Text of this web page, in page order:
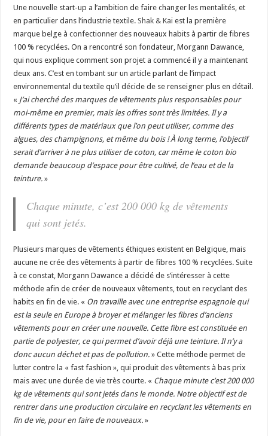
Une nouvelle start-up a l’ambition de faire changer les mentalités, et
en particulier dans l’industrie textile.Shak & Kai est la première
marque belge à confectionner des nouveaux habits à partir de fibres
100 % recyclées. On a rencontré son fondateur, Morgann Dawance,
qui nous explique comment son projet a commencé il y a maintenant
deux ans. C’est en tombant sur un article parlant de l’impact
environnemental du textile qu’il décide de se renseigner plus en détail.
« J’ai cherché des marques de vêtements plus responsables pour
moi-même en premier, mais les offres sont très limitées. Il y a
différents types de matériaux que l’on peut utiliser, comme des
algues, des champignons, et même du bois ! À long terme, l’objectif
serait d’arriver à ne plus utiliser de coton, car même le coton bio
demande beaucoup d’espace pour être cultivé, de l’eau et de la
teinture. »
Chaque minute, c’est 200 000 kg de vêtements
qui sont jetés.
Plusieurs marques de vêtements éthiques existent en Belgique, mais
aucune ne crée des vêtements à partir de fibres 100 % recyclées. Suite
à ce constat, Morgann Dawance a décidé de s’intéresser à cette
méthode afin de créer de nouveaux vêtements, tout en recyclant des
habits en fin de vie. « On travaille avec une entreprise espagnole qui
est la seule en Europe à broyer et mélanger les fibres d’anciens
vêtements pour en créer une nouvelle. Cette fibre est constituée en
partie de polyester, ce qui permet d’avoir déjà une teinture. Il n’y a
donc aucun déchet et pas de pollution. » Cette méthode permet de
lutter contre la « fast fashion », qui produit des vêtements à bas prix
mais avec une durée de vie très courte. « Chaque minute c’est 200 000
kg de vêtements qui sont jetés dans le monde. Notre objectif est de
rentrer dans une production circulaire en recyclant les vêtements en
fin de vie, pour en faire de nouveaux.»